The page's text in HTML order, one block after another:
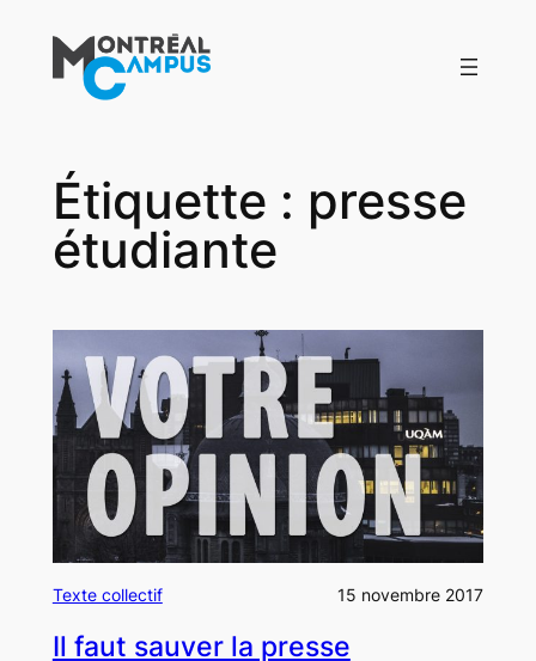
contenu
Étiquette : presse
étudiante
Texte collectif 15 novembre 2017
Il faut sauver la presse